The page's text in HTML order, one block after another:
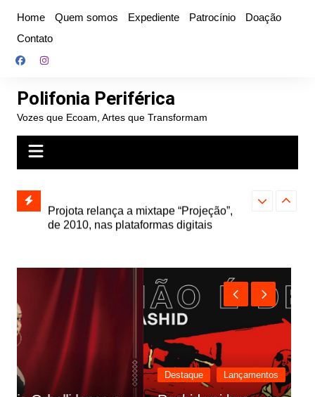
conteúdo
Home Quem somos Expediente Patrocínio
Doação
Contato
Polifonia Periférica
Vozes que Ecoam, Artes que Transformam
e abre
autoral,
de 2010, nas plataformas digitais
Farofa
Destaque Lançamentos